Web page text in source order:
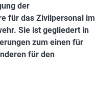
der
für das Zivilpersonal im
Sie ist gegliedert in
zum einen für
für den